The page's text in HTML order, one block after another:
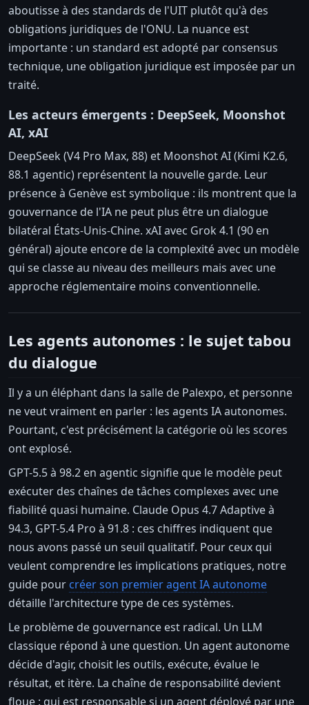
aboutisse à des standards de l'UIT plutôt qu'à des
obligations juridiques de l'ONU. La nuance est
importante : un standard est adopté par consensus
technique, une obligation juridique est imposée par un
traité.
Les acteurs émergents : DeepSeek, Moonshot
AI, xAI
DeepSeek (V4 Pro Max, 88) et Moonshot AI (Kimi K2.6,
88.1 agentic) représentent la nouvelle garde. Leur
présence à Genève est symbolique : ils montrent que la
gouvernance de l'IA ne peut plus être un dialogue
bilatéral États-Unis-Chine. xAI avec Grok 4.1 (90 en
général) ajoute encore de la complexité avec un modèle
qui se classe au niveau des meilleurs mais avec une
approche réglementaire moins conventionnelle.
Les agents autonomes : le sujet tabou
du dialogue
Il y a un éléphant dans la salle de Palexpo, et personne
ne veut vraiment en parler : les agents IA autonomes.
Pourtant, c'est précisément la catégorie où les scores
ont explosé.
GPT-5.5 à 98.2 en agentic signifie que le modèle peut
exécuter des chaînes de tâches complexes avec une
fiabilité quasi humaine. Claude Opus 4.7 Adaptive à
94.3, GPT-5.4 Pro à 91.8 : ces chiffres indiquent que
nous avons passé un seuil qualitatif. Pour ceux qui
veulent comprendre les implications pratiques, notre
guide pour créer son premier agent IA autonome
détaille l'architecture type de ces systèmes.
Le problème de gouvernance est radical. Un LLM
classique répond à une question. Un agent autonome
décide d'agir, choisit les outils, exécute, évalue le
résultat, et itère. La chaîne de responsabilité devient
floue : qui est responsable si un agent déployé par une